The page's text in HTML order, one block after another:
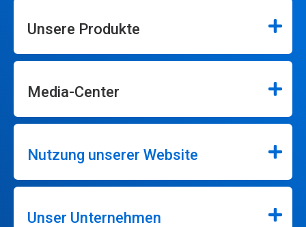
Unsere Produkte
Media-Center
Nutzung unserer Website
Unser Unternehmen